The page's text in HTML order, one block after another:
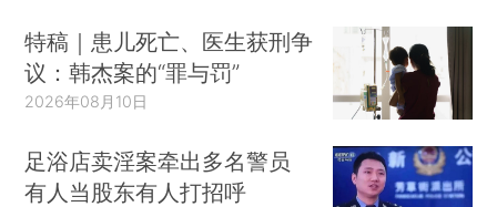
特稿｜患儿死亡、医生获刑争
议：韩杰案的“罪与罚”
2026年08月10日
足浴店卖淫案牵出多名警员
有人当股东有人打招呼